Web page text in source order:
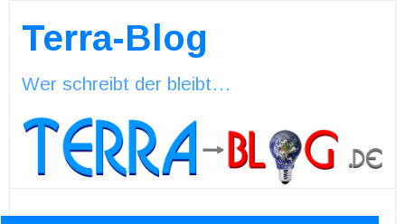
Terra-Blog
Wer schreibt der bleibt…